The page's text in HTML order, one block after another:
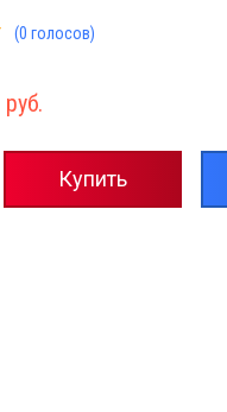
(0 голосов)
руб.
Купить